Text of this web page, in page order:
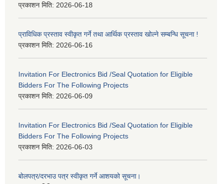
प्रकाशन मिति: 2026-06-18
प्राविधिक प्रस्ताव स्वीकृत गर्ने तथा आर्थिक प्रस्ताव खोल्ने सम्बन्धि सूचना !
प्रकाशन मिति: 2026-06-16
Invitation For Electronics Bid /Seal Quotation for Eligible
Bidders For The Following Projects
प्रकाशन मिति: 2026-06-09
Invitation For Electronics Bid /Seal Quotation for Eligible
Bidders For The Following Projects
प्रकाशन मिति: 2026-06-03
बोलपत्र/दरभाउ पत्र स्वीकृत गर्ने आशयको सूचना।